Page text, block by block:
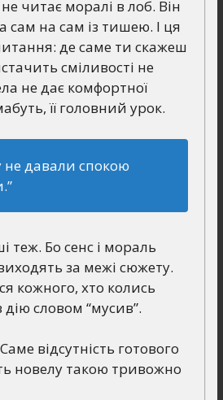
читає моралі в лоб. Він
сам на сам із тишею. І ця
де саме ти скажеш
сміливості не
не дає комфортної
її головний урок.
не давали спокою
теж. Бо сенс і мораль
за межі сюжету.
кожного, хто колись
словом “мусив”.
Саме відсутність готового
новелу такою тривожно